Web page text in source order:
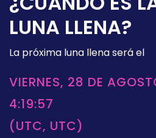
LUNA LLENA?
La próxima luna llena será el
VIERNES, 28 DE
4:19:57
(UTC, UTC)